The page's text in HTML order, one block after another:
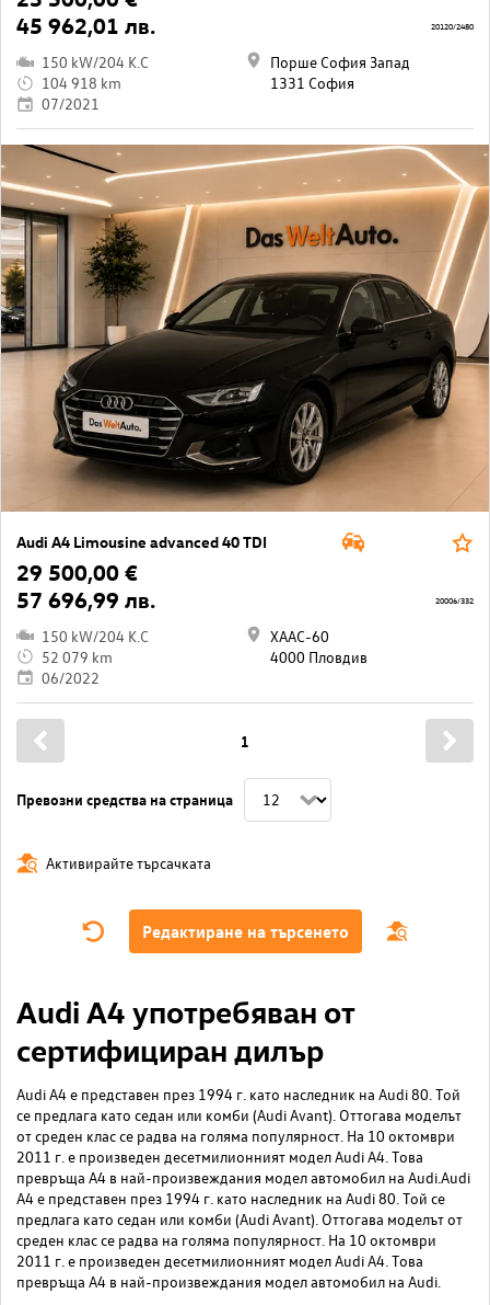
45 962,01 лв.
150 kW/204 K.C
104 918 km
07/2021
Порше София Запад
1331 София
20120/2480
Audi A4 Limousine advanced 40 TDI
29 500,00 €
57 696,99 лв.
150 kW/204 K.C
52 079 km
06/2022
ХААС-60
4000 Пловдив
20006/332
Превозни средства на страница
1
Активирайте търсачката
Редактиране на търсенето
Audi A4 употребяван от
сертифициран дилър
Audi A4 е представен през 1994 г. като наследник на Audi 80. Той
се предлага като седан или комби (Audi Avant). Оттогава моделът
от среден клас се радва на голяма популярност. На 10 октомври
2011 г. е произведен десетмилионният модел Audi A4. Това
превръща A4 в най-произвеждания модел автомобил на Audi.Audi
A4 е представен през 1994 г. като наследник на Audi 80. Той се
предлага като седан или комби (Audi Avant). Оттогава моделът от
среден клас се радва на голяма популярност. На 10 октомври
2011 г. е произведен десетмилионният модел Audi A4. Това
превръща A4 в най-произвеждания модел автомобил на Audi.